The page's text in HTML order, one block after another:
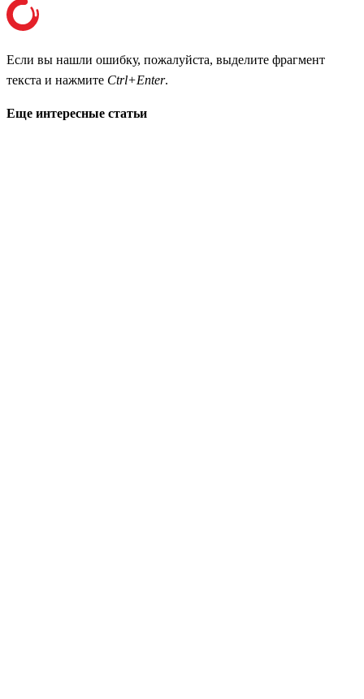
Если вы нашли ошибку, пожалуйста, выделите фрагмент
текста и нажмите Ctrl+Enter.
Еще интересные статьи